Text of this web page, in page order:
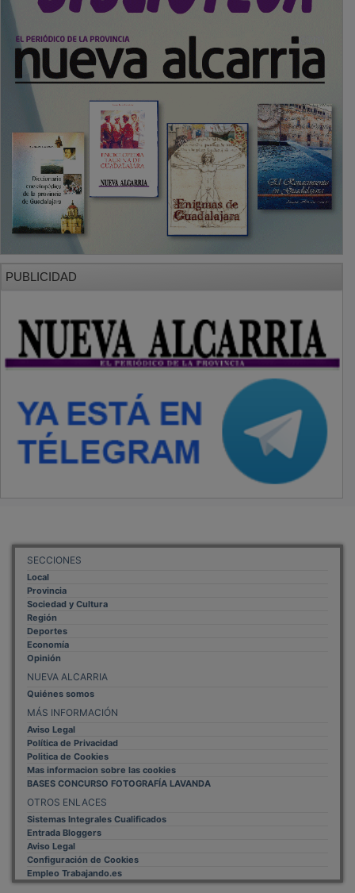
SECCIONES
Local
Provincia
Sociedad y Cultura
Región
Deportes
Economía
Opinión
NUEVA ALCARRIA
Quiénes somos
MÁS INFORMACIÓN
Aviso Legal
Política de Privacidad
Politica de Cookies
Mas informacion sobre las cookies
BASES CONCURSO FOTOGRAFÍA LAVANDA
Sistemas Integrales Cualificados
Entrada Bloggers
Aviso Legal
Configuración de Cookies
Empleo Trabajando.es